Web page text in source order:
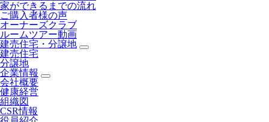
家ができるまでの流れ
ご購入者様の声
オーナーズクラブ
ルームツアー動画
建売住宅・分譲地
建売住宅
分譲地
企業情報
会社概要
健康経営
組織図
CSR情報